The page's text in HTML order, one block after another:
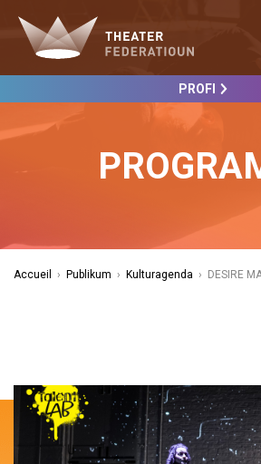
PROFI
Accueil › Publikum › Kulturagenda › DESIRE